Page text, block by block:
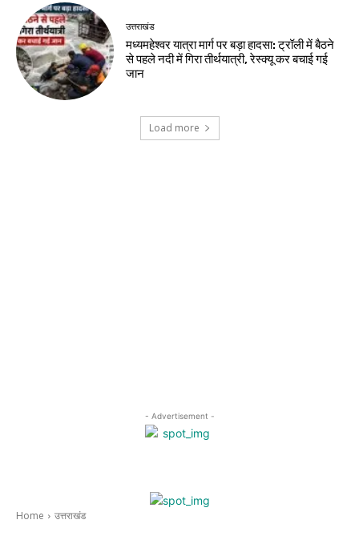
उत्तराखंड
मध्यमहेश्वर यात्रा मार्ग पर बड़ा हादसा: ट्रॉली में बैठने
से पहले नदी में गिरा तीर्थयात्री, रेस्क्यू कर बचाई गई
जान
Load more
- Advertisement -